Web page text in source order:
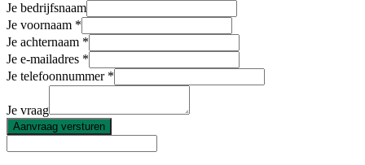
Je bedrijfsnaam
Je voornaam
Je achternaam
Je e-mailadres
Je telefoonnummer
Je vraag
Aanvraag versturen